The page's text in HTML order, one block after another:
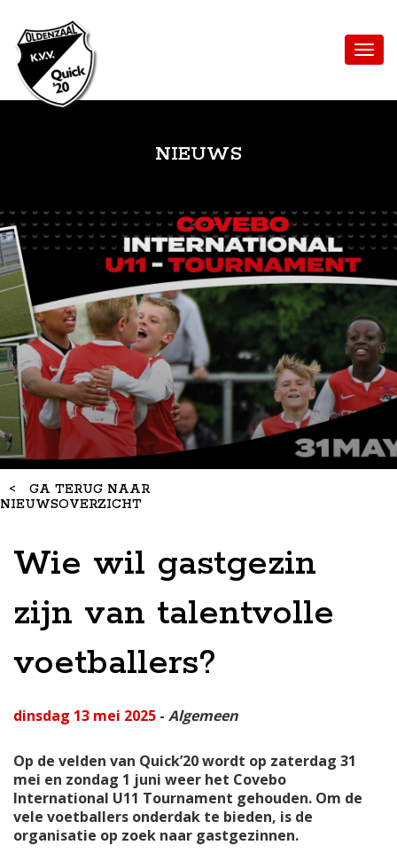
NIEUWS
< GA TERUG NAAR
NIEUWSOVERZICHT
Wie wil gastgezin
zijn van talentvolle
voetballers?
dinsdag 13 mei 2025 - Algemeen
Op de velden van Quick’20 wordt op zaterdag 31
mei en zondag 1 juni weer het Covebo
International U11 Tournament gehouden. Om de
vele voetballers onderdak te bieden, is de
organisatie op zoek naar gastgezinnen.